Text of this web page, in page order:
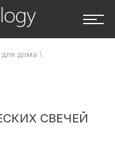
для дома \
СВЕЧЕЙ